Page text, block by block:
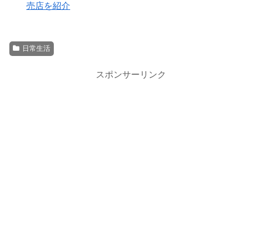
売店を紹介
日常生活
スポンサーリンク